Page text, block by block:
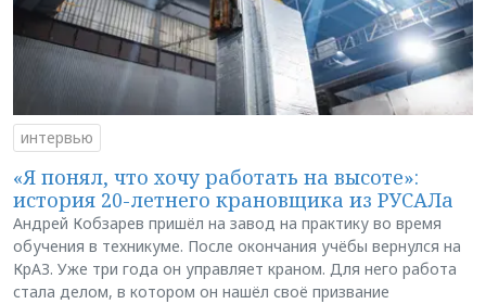
интервью
«Я понял, что хочу работать на высоте»:
история 20-летнего крановщика из РУСАЛа
Андрей Кобзарев пришёл на завод на практику во время
обучения в техникуме. После окончания учёбы вернулся на
КрАЗ. Уже три года он управляет краном. Для него работа
стала делом, в котором он нашёл своё призвание